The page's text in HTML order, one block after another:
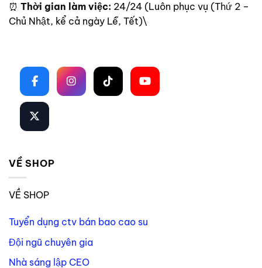
⏰ Thời gian làm việc: 24/24 (Luôn phục vụ (Thứ 2 –
Chủ Nhật, kể cả ngày Lễ, Tết)\
VỀ SHOP
VỀ SHOP
Tuyển dụng ctv bán bao cao su
Đội ngũ chuyên gia
Nhà sáng lập CEO